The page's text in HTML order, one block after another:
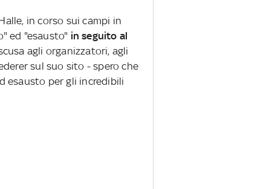
in corso sui campi in
ed "esausto" in seguito al
agli organizzatori, agli
sul suo sito - spero che
esausto per gli incredibili